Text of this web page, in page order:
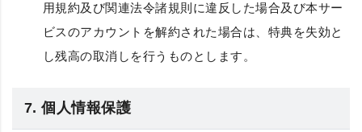
用規約及び関連法令諸規則に違反した場合及び本サー
ビスのアカウントを解約された場合は、特典を失効と
し残高の取消しを行うものとします。
7. 個人情報保護